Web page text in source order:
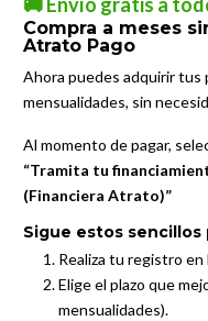
Compra a meses
Atrato Pago
Ahora puedes adquirir tus
mensualidades, sin
Al momento de pagar,
“Tramita tu
(Financiera Atrato)”
Sigue estos sencillos
Realiza tu registro
Elige el plazo que
mensualidades).